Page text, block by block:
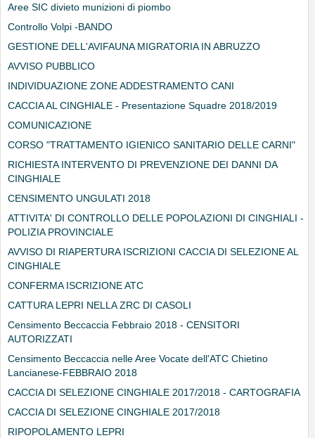
Aree SIC divieto munizioni di piombo
Controllo Volpi -BANDO
GESTIONE DELL'AVIFAUNA MIGRATORIA IN ABRUZZO
AVVISO PUBBLICO
INDIVIDUAZIONE ZONE ADDESTRAMENTO CANI
CACCIA AL CINGHIALE - Presentazione Squadre 2018/2019
COMUNICAZIONE
CORSO "TRATTAMENTO IGIENICO SANITARIO DELLE CARNI"
RICHIESTA INTERVENTO DI PREVENZIONE DEI DANNI DA
CINGHIALE
CENSIMENTO UNGULATI 2018
ATTIVITA' DI CONTROLLO DELLE POPOLAZIONI DI CINGHIALI -
POLIZIA PROVINCIALE
AVVISO DI RIAPERTURA ISCRIZIONI CACCIA DI SELEZIONE AL
CINGHIALE
CONFERMA ISCRIZIONE ATC
CATTURA LEPRI NELLA ZRC DI CASOLI
Censimento Beccaccia Febbraio 2018 - CENSITORI
AUTORIZZATI
Censimento Beccaccia nelle Aree Vocate dell'ATC Chietino
Lancianese-FEBBRAIO 2018
CACCIA DI SELEZIONE CINGHIALE 2017/2018 - CARTOGRAFIA
CACCIA DI SELEZIONE CINGHIALE 2017/2018
RIPOPOLAMENTO LEPRI